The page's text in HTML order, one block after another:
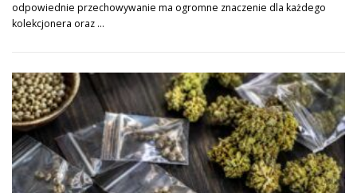
odpowiednie przechowywanie ma ogromne znaczenie dla każdego
kolekcjonera oraz …